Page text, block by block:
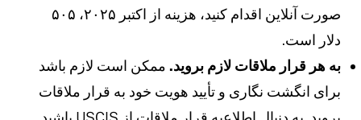
صورت آنلاین اقدام کنید، هزینه از اکتبر ۲۰۲۵، ۵۰۵
دلار است.
به هر قرار ملاقات لازم بروید.ممکن است لازم باشد
برای انگشت نگاری و تأیید هویت خود به قرار ملاقات